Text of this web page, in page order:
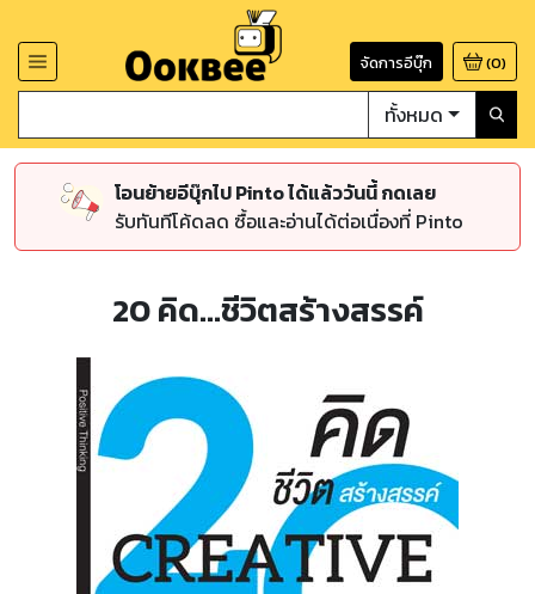
จัดการอีบุ๊ก (0)
ทั้งหมด
โอนย้ายอีบุ๊กไป Pinto ได้แล้ววันนี้ กดเลย
รับทันทีโค้ดลด ซื้อและอ่านได้ต่อเนื่องที่ Pinto
20 คิด...ชีวิตสร้างสรรค์